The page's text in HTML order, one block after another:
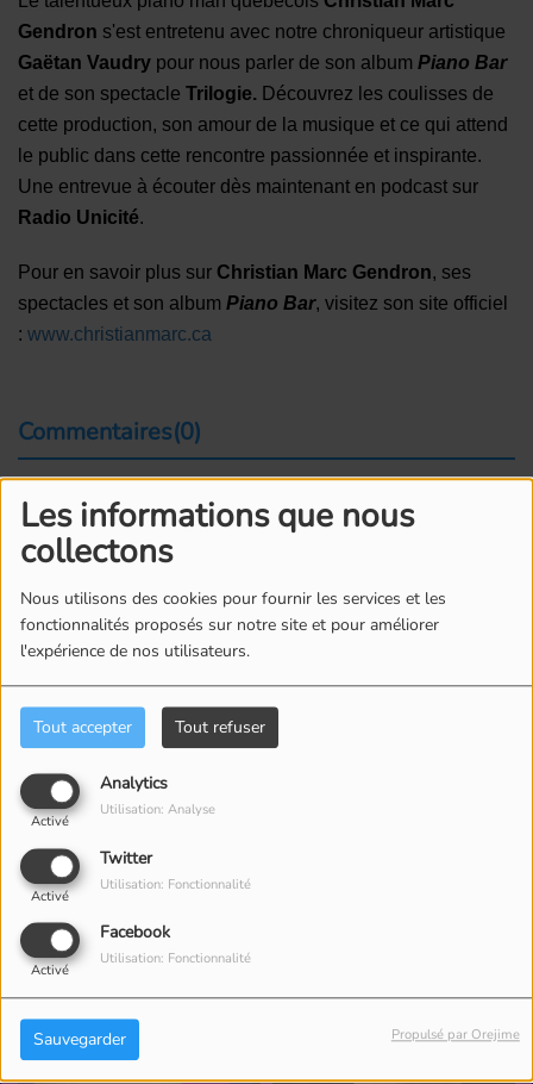
Les informations que nous
collectons
Nous utilisons des cookies pour fournir les services et les
fonctionnalités proposés sur notre site et pour améliorer
l'expérience de nos utilisateurs.
Tout accepter Tout refuser
Analytics
Activé
Utilisation: Analyse
Twitter
Activé
Utilisation: Fonctionnalité
Facebook
Activé
Utilisation: Fonctionnalité
Sauvegarder Propulsé par Orejime
Gendron s'est entretenu avec notre chroniqueur artistique
Gaëtan Vaudry pour nous parler de son album Piano Bar
et de son spectacle Trilogie. Découvrez les coulisses de
cette production, son amour de la musique et ce qui attend
le public dans cette rencontre passionnée et inspirante.
Une entrevue à écouter dès maintenant en podcast sur
Radio Unicité.
Pour en savoir plus sur Christian Marc Gendron, ses
spectacles et son album Piano Bar, visitez son site officiel
: www.christianmarc.ca
Commentaires(0)
Connectez-vous pour commenter cet article
ÉQUIPE